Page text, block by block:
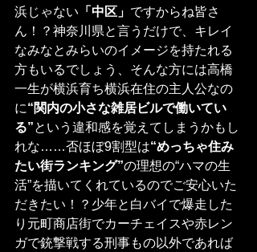
浜じゃない 「中区」 ですからね皆さ
ん！？神奈川県と言うだけで、キレイ
なみなとみらいのイメージを持たれる
方もいるでしょう、そんな方には高橋
一生が横浜育ち横浜在住の主人公なの
に“関内の小さな雑居ビルで働いてい
る”という違和感を覚えてしまうかもし
れな……否ほぼ9割型は“めっちゃ住み
たい街ランキング”の理想の“ハマの生
活”を描いてくれているのでご安心いた
だきたい！？少年と白バイで爆走した
り元町商店街でカーチェイスや赤レン
ガで銃撃戦する刑事もの以外であれば